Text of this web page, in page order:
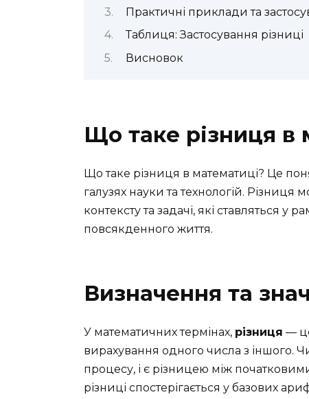
Практичні приклади та
Таблиця: Застосування різниці
Висновок
Що таке різниця в
Що таке різниця в математиці? Це
галузях науки та технологій. Різниця
контексту та задачі, які ставляться у
повсякденного життя.
Визначення та
У математичних термінах, різниця —
вирахування одного числа з іншого.
процесу, і є різницею між
різниці спостерігається у базових